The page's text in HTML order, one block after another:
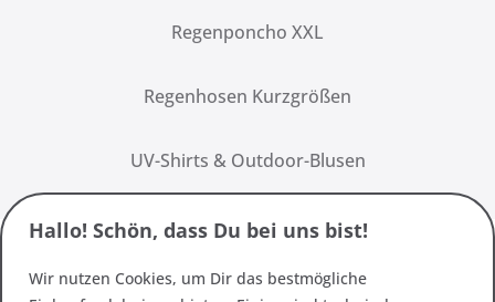
Regenponcho XXL
Regenhosen Kurzgrößen
UV-Shirts & Outdoor-Blusen
Hallo! Schön, dass Du bei uns bist!
Wir nutzen Cookies, um Dir das bestmögliche